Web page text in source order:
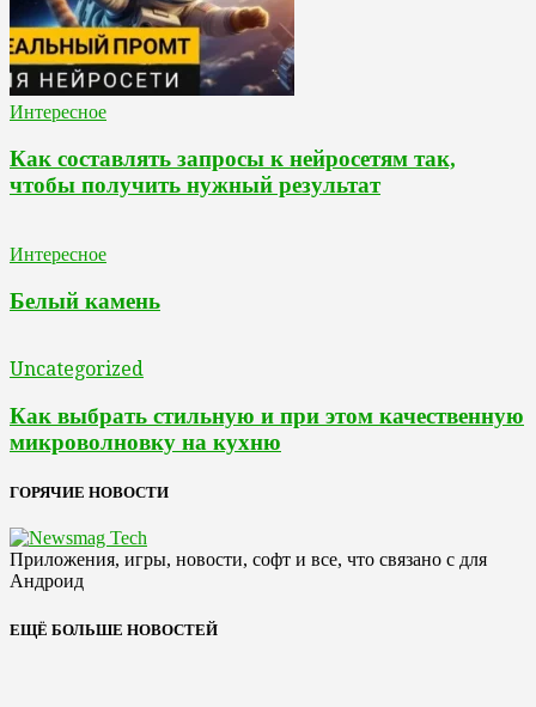
Интересное
Как составлять запросы к нейросетям так,
чтобы получить нужный результат
Интересное
Белый камень
Uncategorized
Как выбрать стильную и при этом качественную
микроволновку на кухню
ГОРЯЧИЕ НОВОСТИ
Приложения, игры, новости, софт и все, что связано с для
Андроид
ЕЩЁ БОЛЬШЕ НОВОСТЕЙ